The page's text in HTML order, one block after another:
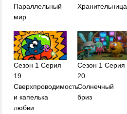
Параллельный
мир
Хранительница
Сезон 1 Серия
19
Сверхпроводимость
и капелька
любви
Сезон 1 Серия
20
Солнечный
бриз